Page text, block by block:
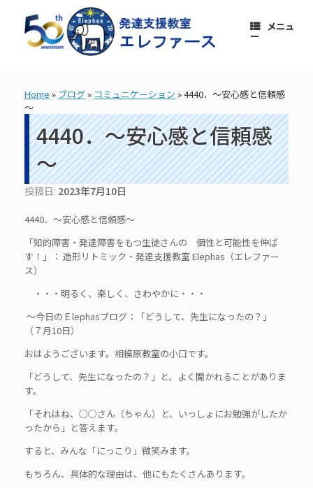
メニュ
ー
Home » ブログ» コミュニケーション »4440．～安心感と信頼感
～
4440．～安心感と信頼感
～
投稿日: 2023年7月10日
4440．～安心感と信頼感～
「知的障害・発達障害をもつ生徒さんの 個性と可能性を伸ば
す！」： 造形リトミック・発達支援教室 Elephas（エレファー
ス）
・・・明るく、楽しく、さわやかに・・・
～今日のＥlephasブログ：「どうして、先生になったの？」
（７月10日）
おはようございます。相模原教室の小口です。
「どうして、先生になったの？」と、よく聞かれることがありま
す。
「それはね、○○さん（ちゃん）と、いっしょにお勉強がしたか
ったから」と答えます。
すると、みんな「にっこり」微笑みます。
もちろん、具体的な理由は、他にもたくさんあります。